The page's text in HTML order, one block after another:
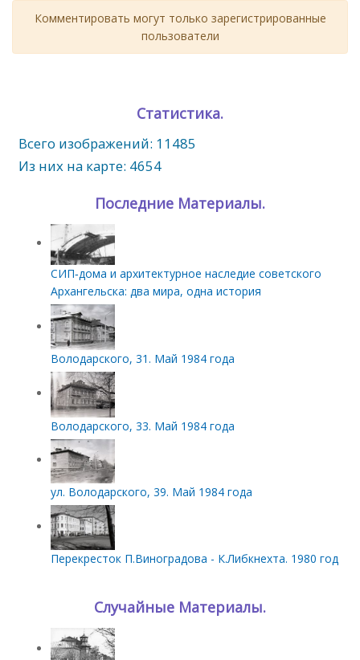
Комментировать могут только зарегистрированные
пользователи
Статистика.
Всего изображений: 11485
Из них на карте: 4654
Последние Материалы.
СИП‑дома и архитектурное наследие советского
Архангельска: два мира, одна история
Володарского, 31. Май 1984 года
Володарского, 33. Май 1984 года
ул. Володарского, 39. Май 1984 года
Перекресток П.Виноградова - К.Либкнехта. 1980 год
Случайные Материалы.